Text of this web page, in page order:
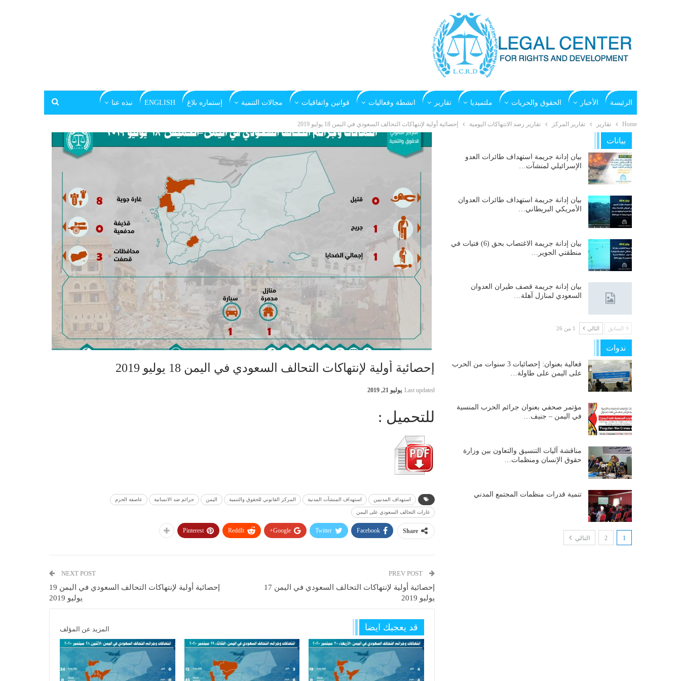
الرئيسة الأخبار الحقوق والحريات ملتميديا تقارير انشطة وفعاليات قوانين واتفاقيات مجالات التنمية إستماره بلاغ ENGLISH نبذه عنا
Home تقارير تقارير المركز تقارير رصد الانتهاكات اليومية إحصائية أولية لإنتهاكات التحالف السعودي في اليمن 18 يوليو 2019
إحصائية أولية لإنتهاكات التحالف السعودي في اليمن 18 يوليو 2019
Last updated يوليو 21, 2019
للتحميل :
استهداف المدنيين استهداف المنشآت المدنية المركز القانوني للحقوق والتنمية اليمن جرائم ضد الانسانية عاصفة الحزم
غارات التحالف السعودي على اليمن
Share
Facebook
Twitter
Google+
ReddIt
Pinterest
PREV POST
إحصائية أولية لإنتهاكات التحالف السعودي في اليمن 17
يوليو 2019
NEXT POST
إحصائية أولية لإنتهاكات التحالف السعودي في اليمن 19
يوليو 2019
قد يعجبك ايضا المزيد عن المؤلف
بيانات
بيان إدانة جريمة استهداف طائرات العدو
الإسرائيلي لمنشآت…
بيان إدانة جريمة استهداف طائرات العدوان
الأمريكي البريطاني…
بيان إدانة جريمة الاغتصاب بحق (6) فتيات في
منطقتي الجوير…
بيان إدانة جريمة قصف طيران العدوان
السعودي لمنازل آهلة…
السابق التالي 1 من 26
ندوات
فعالية بعنوان: إحصائيات 3 سنوات من الحرب
على اليمن على طاولة…
مؤتمر صحفي بعنوان جرائم الحرب المنسية
في اليمن – جنيف…
مناقشة آليات التنسيق والتعاون بين وزارة
حقوق الإنسان ومنظمات…
تنمية قدرات منظمات المجتمع المدني
1
2 التالي